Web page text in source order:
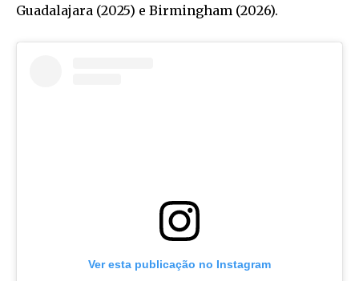
Guadalajara (2025) e Birmingham (2026).
Ver esta publicação no Instagram